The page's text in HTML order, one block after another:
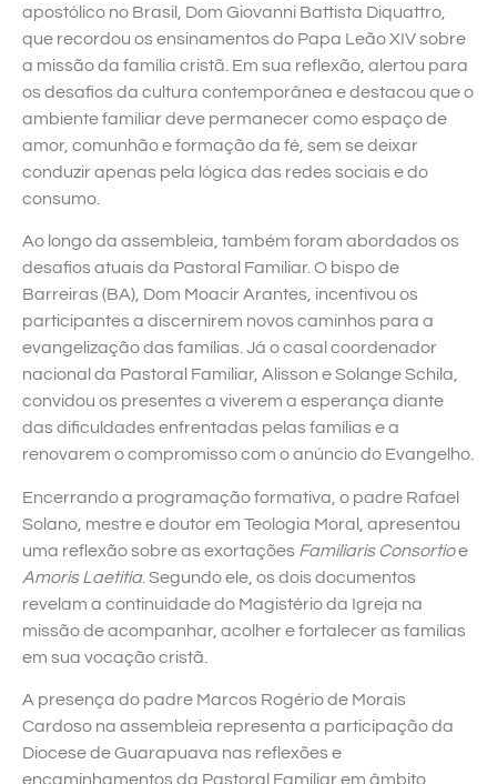
apostólico no Brasil, Dom Giovanni Battista Diquattro,
que recordou os ensinamentos do Papa Leão XIV sobre
a missão da família cristã. Em sua reflexão, alertou para
os desafios da cultura contemporânea e destacou que o
ambiente familiar deve permanecer como espaço de
amor, comunhão e formação da fé, sem se deixar
conduzir apenas pela lógica das redes sociais e do
consumo.
Ao longo da assembleia, também foram abordados os
desafios atuais da Pastoral Familiar. O bispo de
Barreiras (BA), Dom Moacir Arantes, incentivou os
participantes a discernirem novos caminhos para a
evangelização das famílias. Já o casal coordenador
nacional da Pastoral Familiar, Alisson e Solange Schila,
convidou os presentes a viverem a esperança diante
das dificuldades enfrentadas pelas famílias e a
renovarem o compromisso com o anúncio do Evangelho.
Encerrando a programação formativa, o padre Rafael
Solano, mestre e doutor em Teologia Moral, apresentou
uma reflexão sobre as exortações Familiaris Consortioe
Amoris Laetitia. Segundo ele, os dois documentos
revelam a continuidade do Magistério da Igreja na
missão de acompanhar, acolher e fortalecer as famílias
em sua vocação cristã.
A presença do padre Marcos Rogério de Morais
Cardoso na assembleia representa a participação da
Diocese de Guarapuava nas reflexões e
encaminhamentos da Pastoral Familiar em âmbito